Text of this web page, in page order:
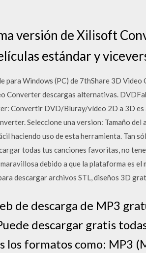
versión de Xilisoft
estándar y
Windows (PC) de 7thShare 3D
Converter descargas alternativas.
Convertir DVD/Bluray/vídeo 2D a 3D
Seleccione una version: Tamaño
haciendo uso de esta herramienta. Tan
todas tus canciones favoritas, no
debido a que la plataforma es
descargar archivos STL, diseños 3D
de descarga de MP3
descargar gratis
los formatos como: MP3